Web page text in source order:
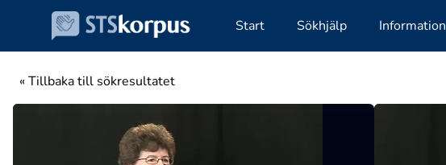
Start Sökhjälp Information
« Tillbaka till sökresultatet